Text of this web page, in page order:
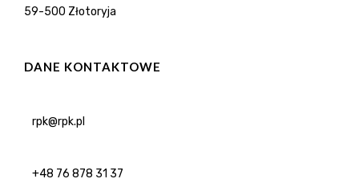
59-500 Złotoryja
DANE KONTAKTOWE
rpk@rpk.pl
+48 76 878 31 37